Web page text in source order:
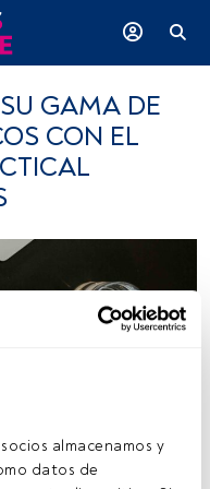
socios almacenamos y
datos de
GAMA DE
CON EL